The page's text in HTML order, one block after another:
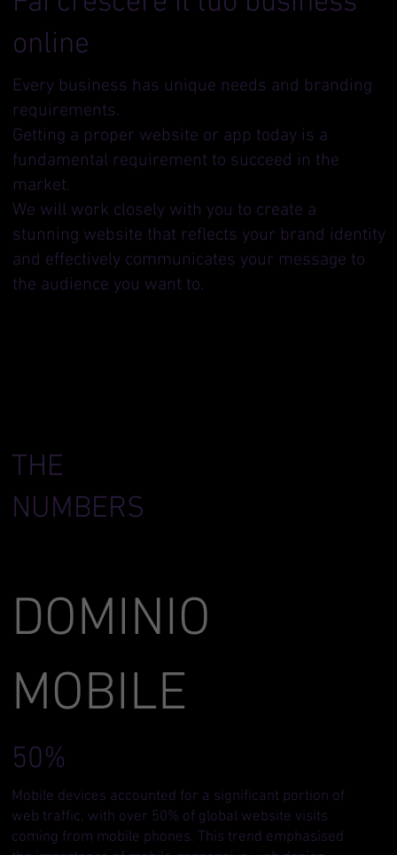
online
Every business has unique needs and branding
requirements.
Getting a proper website or app today is a
fundamental requirement to succeed in the
market.
We will work closely with you to create a
stunning website that reflects your brand identity
and effectively communicates your message to
the audience you want to.
THE
NUMBERS
DOMINIO
MOBILE
50%
Mobile devices accounted for a significant portion of
web traffic, with over 50% of global website visits
coming from mobile phones. This trend emphasised